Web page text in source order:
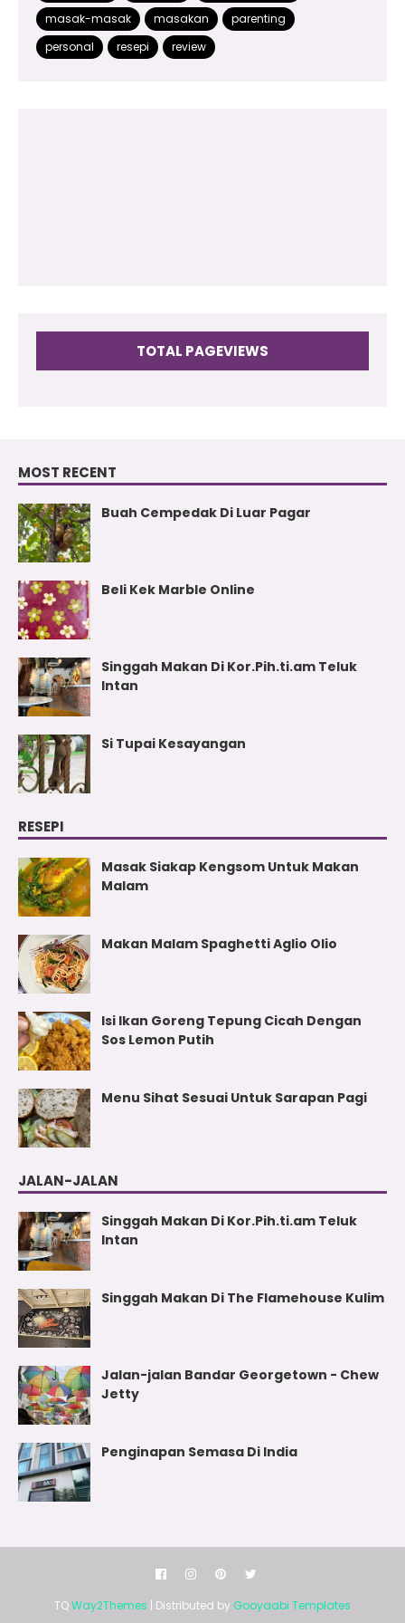
2014
masak-masak
masakan
parenting
personal
resepi review
TOTAL PAGEVIEWS
MOST RECENT
Buah Cempedak Di Luar Pagar
Beli Kek Marble Online
Singgah Makan Di Kor.Pih.ti.am Teluk
Intan
Si Tupai Kesayangan
RESEPI
Masak Siakap Kengsom Untuk Makan
Malam
Makan Malam Spaghetti Aglio Olio
Isi Ikan Goreng Tepung Cicah Dengan
Sos Lemon Putih
Menu Sihat Sesuai Untuk Sarapan Pagi
JALAN-JALAN
Singgah Makan Di Kor.Pih.ti.am Teluk
Intan
Singgah Makan Di The Flamehouse Kulim
Jalan-jalan Bandar Georgetown - Chew
Jetty
Penginapan Semasa Di India
TQWay2Themes | Distributed by Gooyaabi Templates